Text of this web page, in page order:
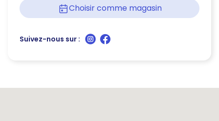
Choisir comme magasin
Suivez-nous sur :